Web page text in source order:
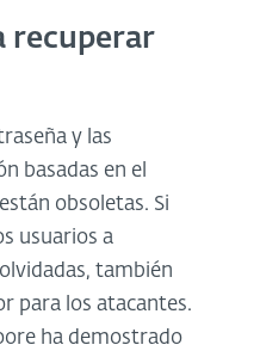
recuperar
y las
basadas en el
obsoletas. Si
usuarios a
también
para los atacantes.
ha demostrado